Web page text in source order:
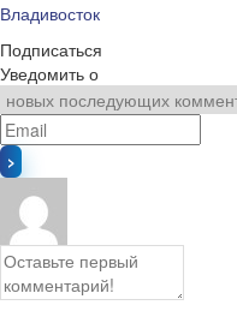
Владивосток
Подписаться
Уведомить о